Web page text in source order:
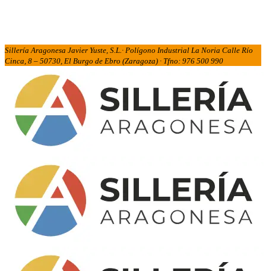
Sillería Aragonesa Javier Yuste, S.L.· Polígono Industrial La Noria Calle Río
Cinca, 8 – 50730, El Burgo de Ebro (Zaragoza) · Tfno: 976 500 990